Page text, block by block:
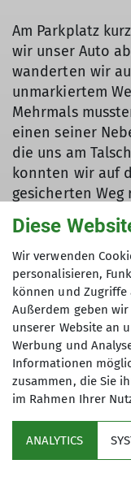
Am Parkplatz
wir unser Auto
wanderten wir
unmarkiertem
Mehrmals
einen seiner
die uns am
konnten wir auf
gesicherten
der letzten
erfrischten wir
gut 20 Minuten
steinerne
Rast weiter
nach einer guten
dorthin führte
eine kleine
ein kurzes
hier war der
Dreisesselberg
angenehmes
Aufstieg auf
Diese
Wir verwenden
personalisieren,
können und Zugriffe
Außerdem geben
unserer Website an
Werbung und
Informationen
zusammen, die Sie
im Rahmen Ihrer
ANALYTICS